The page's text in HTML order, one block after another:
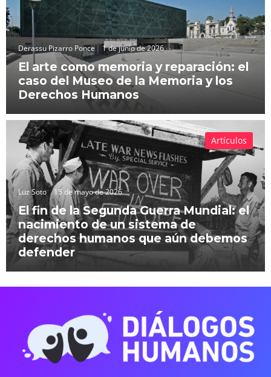
Derassu Pizarro Ponce 1 de junio de 2026
El arte como memoria y reparación: el
caso del Museo de la Memoria y los
Derechos Humanos
Luz Soto 15 de mayo de 2026
El fin de la Segunda Guerra Mundial: el
nacimiento de un sistema de
derechos humanos que aún debemos
defender
Artículos